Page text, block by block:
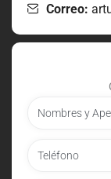
Correo: